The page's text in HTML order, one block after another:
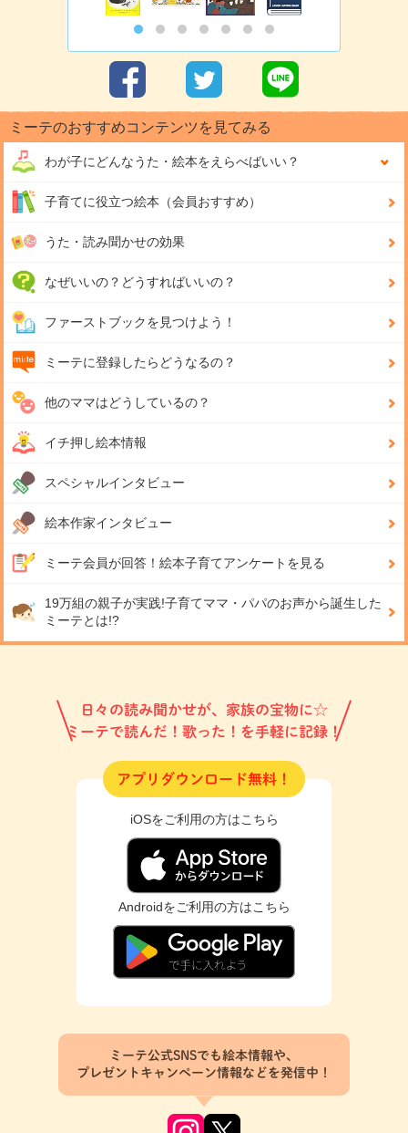
ミーテのおすすめコンテンツを見てみる
わが子にどんなうた・絵本をえらべばいい？
子育てに役立つ絵本（会員おすすめ）
うた・読み聞かせの効果
なぜいいの？どうすればいいの？
ファーストブックを見つけよう！
ミーテに登録したらどうなるの？
他のママはどうしているの？
イチ押し絵本情報
スペシャルインタビュー
絵本作家インタビュー
ミーテ会員が回答！ 絵本子育てアンケートを見る
19万組の親子が実践!子育てママ・パパのお声から誕生した
ミーテとは!?
日々の読み聞かせが、家族の宝物に☆
ミーテで読んだ！歌った！を手軽に記録！
アプリダウンロード無料！
iOSをご利用の方はこちら
Androidをご利用の方はこちら
ミーテ公式SNSでも絵本情報や、
プレゼントキャンペーン情報などを発信中！